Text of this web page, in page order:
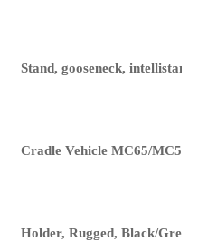
Stand, gooseneck, intellistand
Cradle Vehicle MC65/MC55
Holder, Rugged, Black/Grey